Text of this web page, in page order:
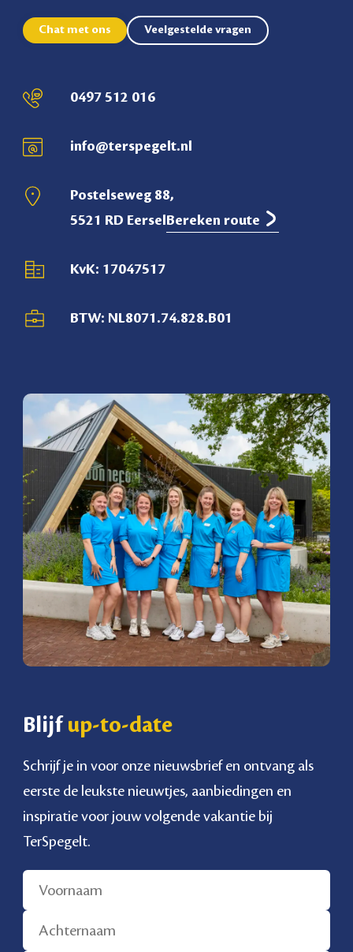
Chat met ons Veelgestelde vragen
0497 512 016
info@terspegelt.nl
Postelseweg 88,
5521 RD EerselBereken route
KvK: 17047517
BTW: NL8071.74.828.B01
Blijf up-to-date
Schrijf je in voor onze nieuwsbrief en ontvang als
eerste de leukste nieuwtjes, aanbiedingen en
inspiratie voor jouw volgende vakantie bij
TerSpegelt.